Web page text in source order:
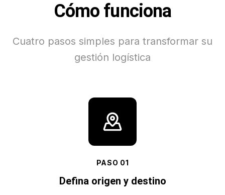
Cómo funciona
Cuatro pasos simples para transformar su
gestión logística
PASO 01
Defina origen y destino